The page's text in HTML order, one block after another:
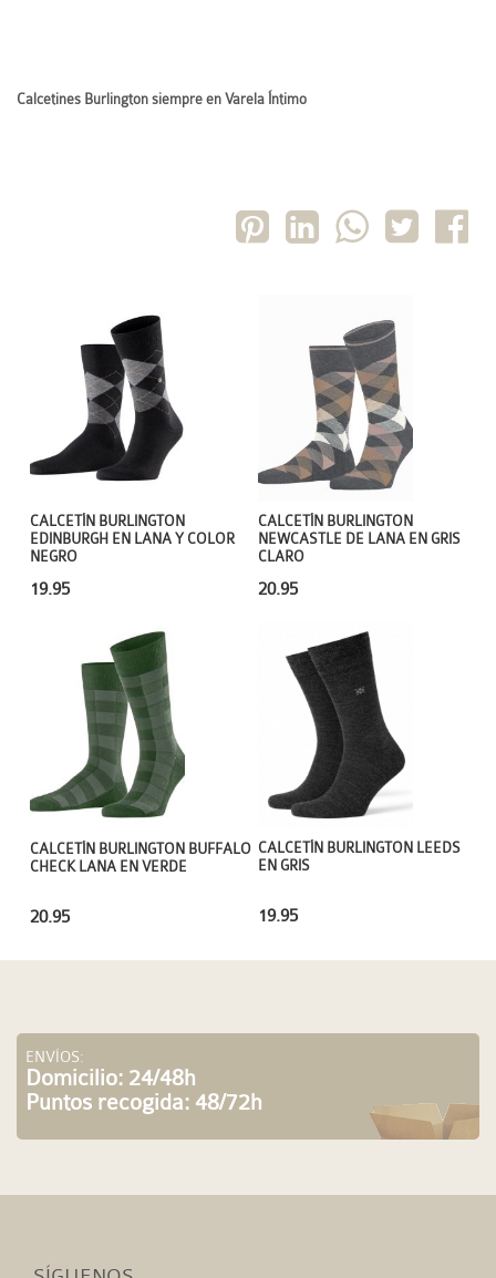
Calcetines Burlington siempre en Varela Íntimo
CALCETÍN BURLINGTON
NEWCASTLE DE LANA EN GRIS
CLARO
20.95
CALCETÍN BURLINGTON
EDINBURGH EN LANA Y COLOR
NEGRO
19.95
CALCETÍN BURLINGTON LEEDS
EN GRIS
19.95
CALCETÍN BURLINGTON BUFFALO
CHECK LANA EN VERDE
20.95
ENVÍOS:
Domicilio: 24/48h
Puntos recogida: 48/72h